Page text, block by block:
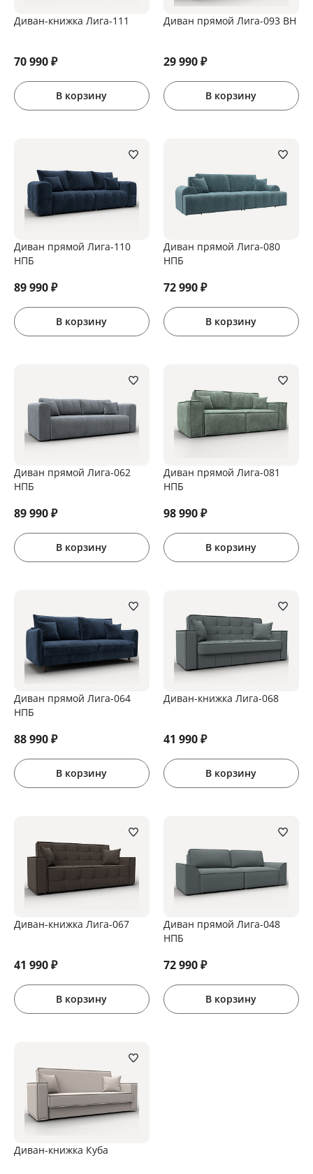
Диван-книжка Лига-111
70 990₽
В корзину
Диван прямой Лига-093 ВН
29 990₽
В корзину
Диван прямой Лига-110
НПБ
89 990₽
В корзину
Диван прямой Лига-080
НПБ
72 990₽
В корзину
Диван прямой Лига-062
НПБ
89 990₽
В корзину
Диван прямой Лига-081
НПБ
98 990₽
В корзину
Диван прямой Лига-064
НПБ
88 990₽
В корзину
Диван-книжка Лига-068
41 990₽
В корзину
Диван-книжка Лига-067
41 990₽
В корзину
Диван прямой Лига-048
НПБ
72 990₽
В корзину
Диван-книжка Куба